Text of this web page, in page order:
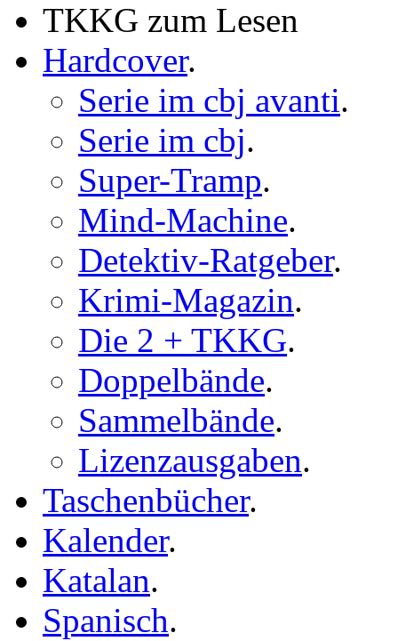
TKKG zum Lesen
Hardcover.
Serie im cbj avanti.
Serie im cbj.
Super-Tramp.
Mind-Machine.
Detektiv-Ratgeber.
Krimi-Magazin.
Die 2 + TKKG.
Doppelbände.
Sammelbände.
Lizenzausgaben.
Taschenbücher.
Kalender.
Katalan.
Spanisch.